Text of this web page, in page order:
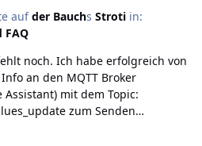
aufder Bauchs Strotiin:
FAQ
an den MQTT Broker
mit dem Topic:
zum Senden